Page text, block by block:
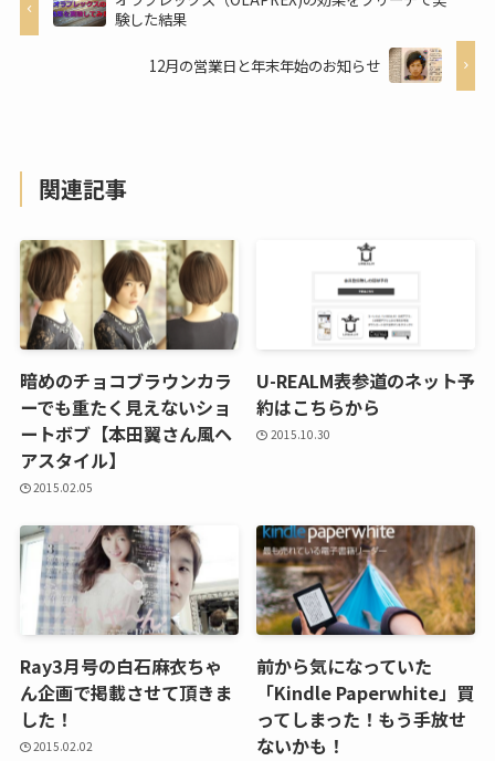
験した結果
12月の営業日と年末年始のお知らせ
関連記事
暗めのチョコブラウンカラ
ーでも重たく見えないショ
ートボブ【本田翼さん風ヘ
アスタイル】
2015.02.05
U-REALM表参道のネット予
約はこちらから
2015.10.30
Ray3月号の白石麻衣ちゃ
ん企画で掲載させて頂きま
した！
2015.02.02
前から気になっていた
「Kindle Paperwhite」買
ってしまった！もう手放せ
ないかも！